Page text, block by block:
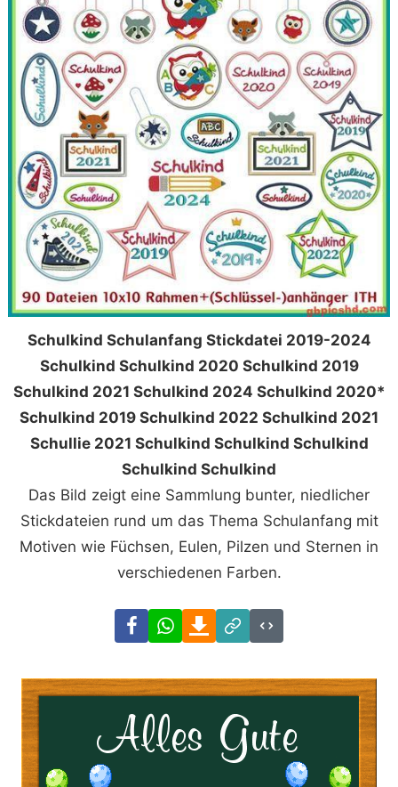
Schulkind Schulanfang Stickdatei 2019-2024
Schulkind Schulkind 2020 Schulkind 2019
Schulkind 2021 Schulkind 2024 Schulkind 2020*
Schulkind 2019 Schulkind 2022 Schulkind 2021
Schullie 2021 Schulkind Schulkind Schulkind
Schulkind Schulkind
Das Bild zeigt eine Sammlung bunter, niedlicher
Stickdateien rund um das Thema Schulanfang mit
Motiven wie Füchsen, Eulen, Pilzen und Sternen in
verschiedenen Farben.
FacebookWhatsAppDownload
Link
Code